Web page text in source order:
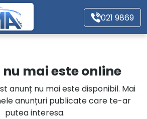
principal
021 9869
mai este online
anunț nu mai este disponibil. Mai
anunțuri publicate care te-ar
putea interesa.